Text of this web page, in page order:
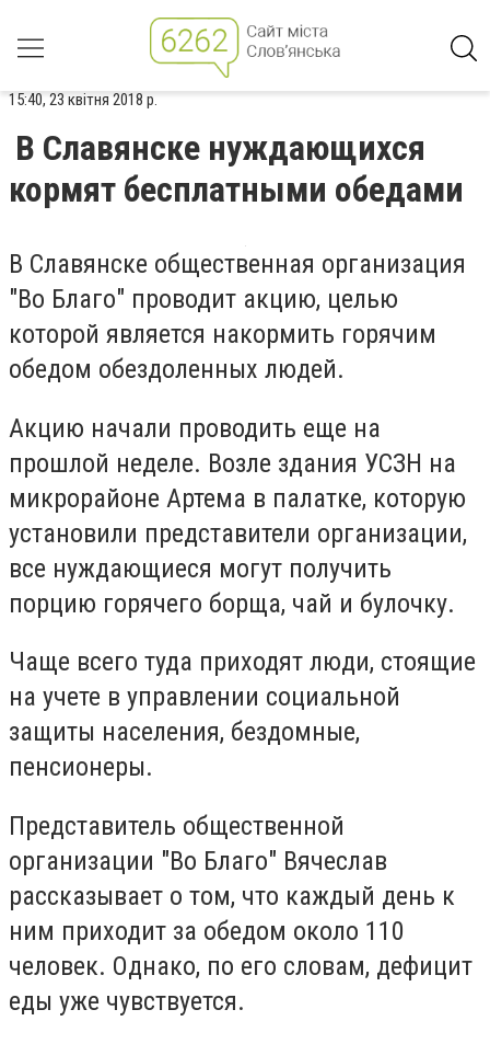
15:40, 23 квітня 2018 р.
В Славянске нуждающихся
кормят бесплатными обедами
В Славянске общественная организация
"Во Благо" проводит акцию, целью
которой является накормить горячим
обедом обездоленных людей.
Акцию начали проводить еще на
прошлой неделе. Возле здания УСЗН на
микрорайоне Артема в палатке, которую
установили представители организации,
все нуждающиеся могут получить
порцию горячего борща, чай и булочку.
Чаще всего туда приходят люди, стоящие
на учете в управлении социальной
защиты населения, бездомные,
пенсионеры.
Представитель общественной
организации "Во Благо" Вячеслав
рассказывает о том, что каждый день к
ним приходит за обедом около 110
человек. Однако, по его словам, дефицит
еды уже чувствуется.